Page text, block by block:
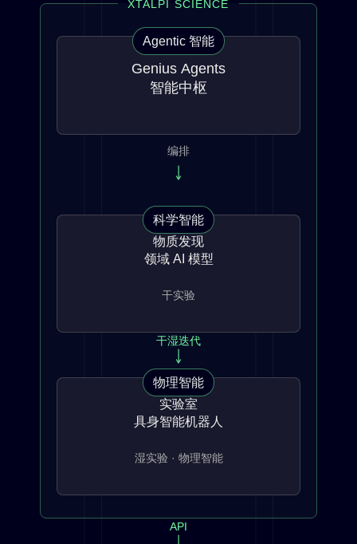
XTALPI SCIENCE
Agentic 智能
Genius Agents
智能中枢
编排
科学智能
物质发现
领域 AI 模型
干实验
晶体 蛋白/复合物 结合模式
干湿迭代
物理智能
实验室
具身智能机器人
湿实验 · 物理智能
API